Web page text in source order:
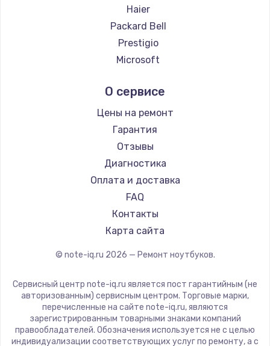
Ремонт ноутбуков Hiper
Ремонт ноутбуков Evga
Ремонт ноутбуков Google
Ремонт ноутбуков Echips
Ремонт ноутбуков Predator
Ремонт ноутбуков iru
Ремонт ноутбуков Machenike
Ремонт ноутбуков DEXP
Ремонт ноутбуков Teclast
Ремонт ноутбуков CHUWI
Ремонт ноутбуков Colorful
Haier
Packard Bell
Prestigio
Microsoft
Aquarius
Gigabyte
Aorus
Maibenben
Getac
Epson
Philips
LG
Panasonic
ZTE
Hiper
Evga
О сервисе
Цены на ремонт
Гарантия
Отзывы
Диагностика
Оплата и доставка
FAQ
Контакты
Карта сайта
© note-iq.ru 2026 — Ремонт ноутбуков.
Сервисный центр note-iq.ru является пост гарантийным (не
авторизованным) сервисным центром. Торговые марки,
перечисленные на сайте note-iq.ru, являются
зарегистрированным товарными знаками компаний
правообладателей. Обозначения используется не с целью
индивидуализации соответствующих услуг по ремонту, а с